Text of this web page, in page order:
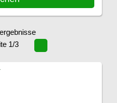
1/3